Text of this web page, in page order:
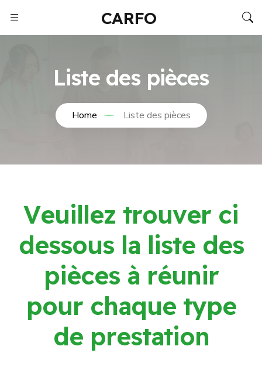
CARFO
Liste des pièces
Home Liste des pièces
Veuillez trouver ci
dessous la liste des
pièces à réunir
pour chaque type
de prestation